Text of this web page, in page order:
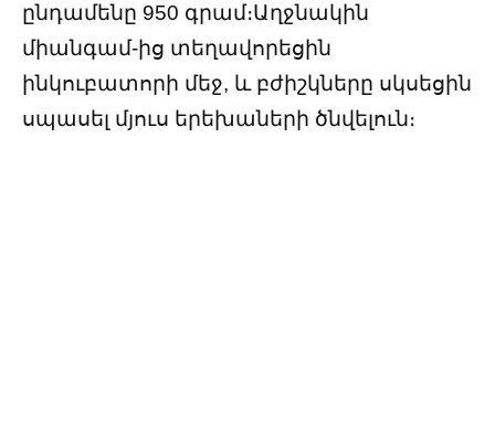
ընդամենը 950 գրամ։Աղջնակին
միանգամ-ից տեղավորեցին
ինկուբատորի մեջ, և բժիշկները սկսեցին
սպասել մյուս երեխաների ծնվելուն։